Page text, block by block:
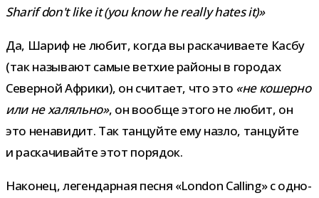
Sharif don't like it (you know he really hates it)»
Да, Шариф не любит, когда вы рас­ка­чи­ва­ете Касбу
(так назы­вают самые вет­хие рай­оны в горо­дах
Северной Африки), он счи­тает, что это «не кошерно
или не халяльно», он вообще этого не любит, он
это нена­ви­дит. Так тан­цуйте ему назло, тан­цуйте
и рас­ка­чи­вайте этот порядок.
Наконец, леген­дар­ная песня «London Calling» с одно­